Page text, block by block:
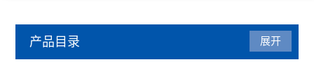
产品目录 展开